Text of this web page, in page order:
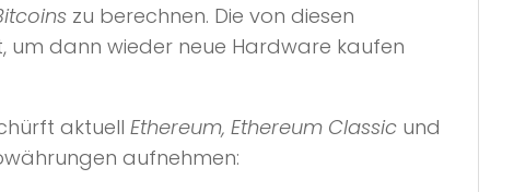
zu berechnen. Die von diesen
um dann wieder neue Hardware kaufen
aktuell Ethereum, Ethereum Classic und
aufnehmen: